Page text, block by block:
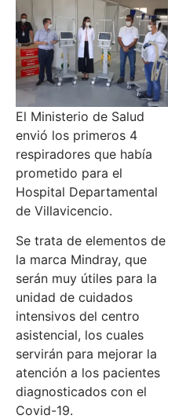
El Ministerio de Salud
envió los primeros 4
respiradores que había
prometido para el
Hospital Departamental
de Villavicencio.
Se trata de elementos de
la marca Mindray, que
serán muy útiles para la
unidad de cuidados
intensivos del centro
asistencial, los cuales
servirán para mejorar la
atención a los pacientes
diagnosticados con el
Covid-19.